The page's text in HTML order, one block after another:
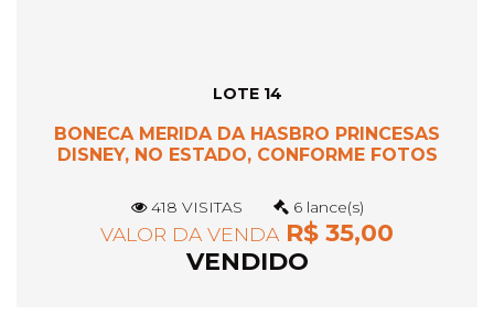
LOTE 14
BONECA MERIDA DA HASBRO PRINCESAS
DISNEY, NO ESTADO, CONFORME FOTOS
418 VISITAS 6 lance(s)
VALOR DA VENDA R$ 35,00
VENDIDO